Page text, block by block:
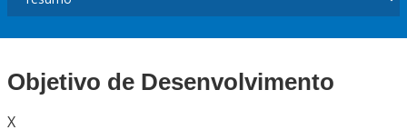
Objetivo de Desenvolvimento
X